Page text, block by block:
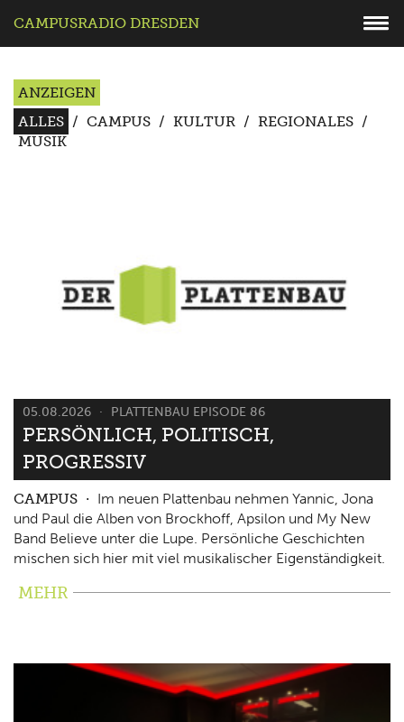
CAMPUSRADIO DRESDEN
ANZEIGEN
ALLES / CAMPUS / KULTUR / REGIONALES /
MUSIK
05.08.2026 PLATTENBAU EPISODE 86
PERSÖNLICH, POLITISCH,
PROGRESSIV
CAMPUS
Im neuen Plattenbau nehmen Yannic, Jona
und Paul die Alben von Brockhoff, Apsilon und My New
Band Believe unter die Lupe. Persönliche Geschichten
mischen sich hier mit viel musikalischer Eigenständigkeit.
MEHR